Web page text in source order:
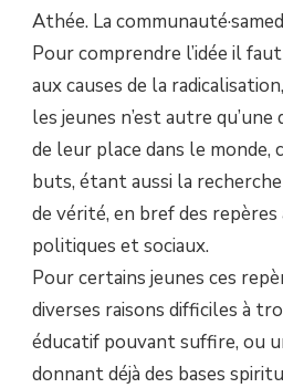
Athée. La communauté·
Pour comprendre l’idée il
aux causes de la
les jeunes n’est autre
de leur place dans le monde,
buts, étant aussi la
de vérité, en bref des
politiques et sociaux.
Pour certains jeunes ces
diverses raisons difficiles à
éducatif pouvant suffire, ou
donnant déjà des bases